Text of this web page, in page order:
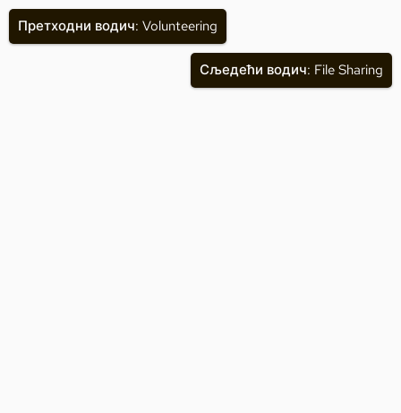
Претходни водич: Volunteering
Сљедећи водич: File Sharing